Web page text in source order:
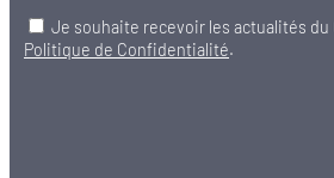
Je souhaite recevoir les actualités
Politique de Confidentialité.